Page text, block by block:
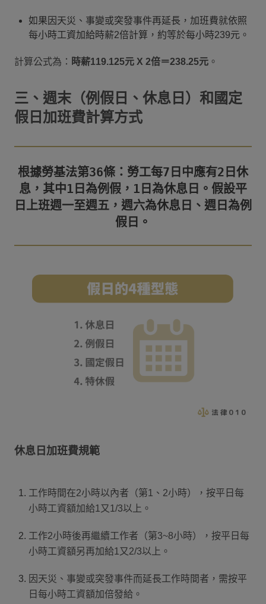
如果因天災、事變或突發事件再延長，加班費就依照
每小時工資加給時薪2倍計算，約等於每小時239元。
計算公式為： 時薪119.125元 X 2倍＝238.25元 。
三、週末（例假日、休息日）和國定
假日加班費計算方式
根據勞基法第36條：勞工每7日中應有2日休
息，其中1日為例假，1日為休息日。假設平
日上班週一至週五，週六為休息日、週日為例
休息日加班費規範
工作時間在2小時以內者（第1、2小時），按平日每
小時工資額加給1又1/3以上。
工作2小時後再繼續工作者（第3~8小時），按平日每
小時工資額另再加給1又2/3以上。
因天災、事變或突發事件而延長工作時間者，需按平
日每小時工資額加倍發給。